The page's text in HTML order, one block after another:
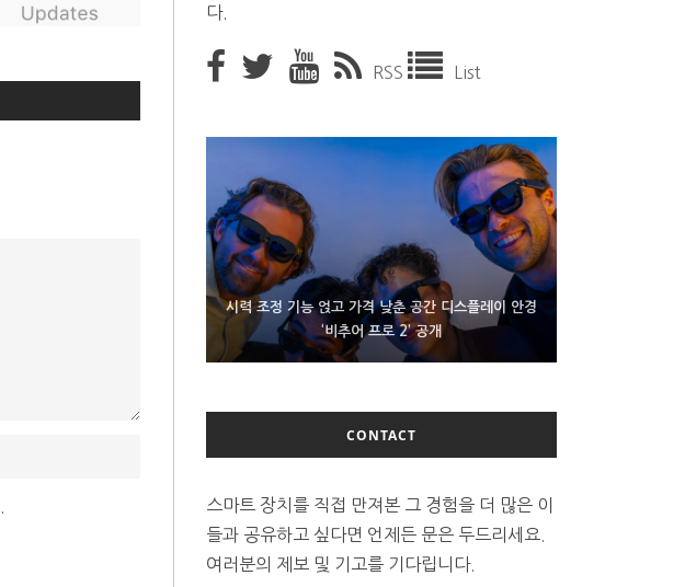
다.
RSS List
시력 조정 기능 얹고 가격 낮춘 공간 디스플레이 안경
‘비추어 프로 2’ 공개
D램 부족에 10억달러어치 아이폰18 프로세서 패키징
대기 중
300~400달러 반지형 스피커 준비하는 오픈AI
CONTACT
스마트 장치를 직접 만져본 그 경험을 더 많은 이
들과 공유하고 싶다면 언제든 문은 두드리세요.
여러분의 제보 및 기고를 기다립니다.